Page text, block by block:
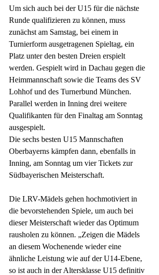
Um sich auch bei der U15 für die nächste
Runde qualifizieren zu können, muss
zunächst am Samstag, bei einem in
Turnierform ausgetragenen Spieltag, ein
Platz unter den besten Dreien erspielt
werden. Gespielt wird in Dachau gegen die
Heimmannschaft sowie die Teams des SV
Lohhof und des Turnerbund München.
Parallel werden in Inning drei weitere
Qualifikanten für den Finaltag am Sonntag
ausgespielt.
Die sechs besten U15 Mannschaften
Oberbayerns kämpfen dann, ebenfalls in
Inning, am Sonntag um vier Tickets zur
Südbayerischen Meisterschaft.
Die LRV-Mädels gehen hochmotiviert in
die bevorstehenden Spiele, um auch bei
dieser Meisterschaft wieder das Optimum
rausholen zu können. „Zeigen die Mädels
an diesem Wochenende wieder eine
ähnliche Leistung wie auf der U14-Ebene,
so ist auch in der Altersklasse U15 definitiv